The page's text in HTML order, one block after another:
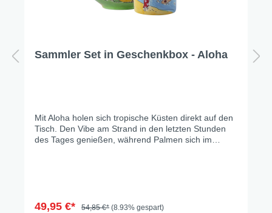
Sammler Set in Geschenkbox - Aloha
Mit Aloha holen sich tropische Küsten direkt auf den
Tisch. Den Vibe am Strand in den letzten Stunden
des Tages genießen, während Palmen sich im
Vorteilsset.
49,95 €* 54,85 €* (8.93% gespart)